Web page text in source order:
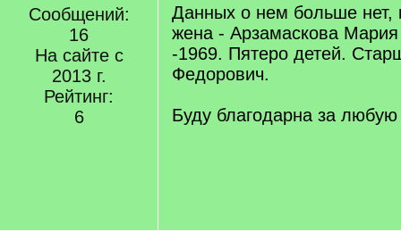
Сообщений:
16
На сайте с
2013 г.
Рейтинг:
6
Данных о нем больше нет,
жена - Арзамаскова
-1969. Пятеро детей.
Федорович.
Буду благодарна за